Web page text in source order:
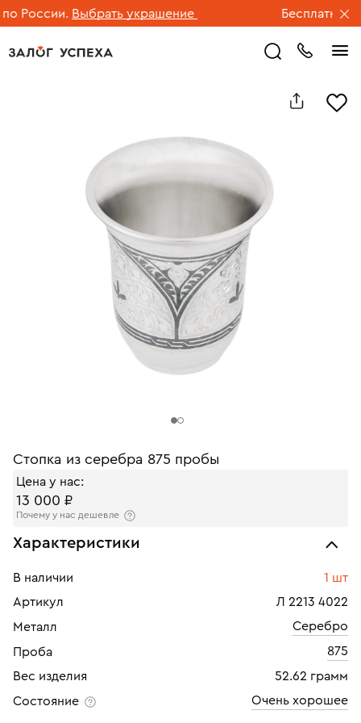
России. Выбрать украшение Бесплатная
Стопка из серебра 875 пробы
Цена у нас:
13 000 ₽
Почему у нас дешевле
Характеристики
В наличии
1 шт
Артикул
Л 2213 4022
Металл
Серебро
Проба
875
Вес изделия
52.62 грамм
Состояние
Очень хорошее